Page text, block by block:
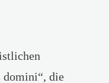
domini“, die